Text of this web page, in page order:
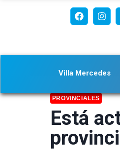
Villa Mercedes
PROVINCIALES
Está